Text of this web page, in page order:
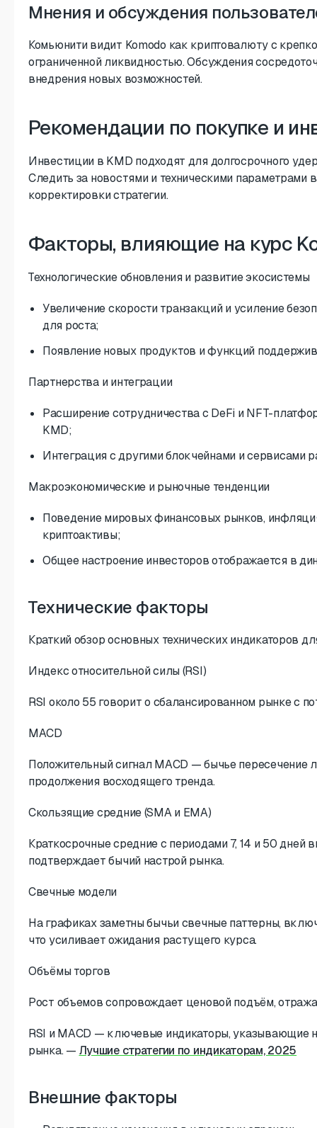
Мнения и обсуждения
Комьюнити видит Komodo как криптовалюту с
ограниченной ликвидностью. Обсуждения
внедрения новых возможностей.
Рекомендации по покупке и
Инвестиции в KMD подходят для долгосрочного
Следить за новостями и техническими параметрами
корректировки стратегии.
Факторы, влияющие на курс
Технологические обновления и развитие экосистемы
Увеличение скорости транзакций и усиление
для роста;
Появление новых продуктов и функций
Партнерства и интеграции
Расширение сотрудничества с DeFi и NFT-
KMD;
Интеграция с другими блокчейнами и сервисами
Макроэкономические и рыночные тенденции
Поведение мировых финансовых рынков,
криптоактивы;
Общее настроение инвесторов отображается в
Технические факторы
Краткий обзор основных технических индикаторов
Индекс относительной силы (RSI)
RSI около 55 говорит о сбалансированном рынке с
MACD
Положительный сигнал MACD — бычье пересечение
продолжения восходящего тренда.
Скользящие средние (SMA и EMA)
Краткосрочные средние с периодами 7, 14 и 50 дней
подтверждает бычий настрой рынка.
Свечные модели
На графиках заметны бычьи свечные паттерны,
что усиливает ожидания растущего курса.
Объёмы торгов
Рост объемов сопровождает ценовой подъём,
RSI и MACD — ключевые индикаторы, указывающие
рынка.— Лучшие стратегии по индикаторам, 2025
Внешние факторы